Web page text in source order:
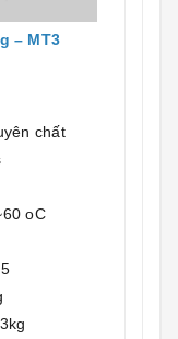
– MT3
chất
oC